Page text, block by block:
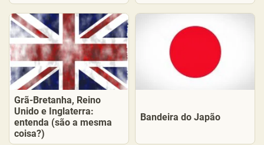
Grã-Bretanha, Reino
Unido e Inglaterra:
entenda (são a mesma
coisa?)
Bandeira do Japão